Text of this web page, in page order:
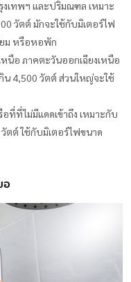
งเทพฯ และปริมณฑล เหมาะ
วัตต์ มักจะใช้กับมิเตอร์ไฟ
ม หรือหอพัก
หนือ ภาคตะวันออกเฉียงเหนือ
น 4,500 วัตต์ ส่วนใหญ่จะใช้
ที่ที่ไม่มีแดดเข้าถึง เหมาะกับ
ตต์ ใช้กับมิเตอร์ไฟขนาด
อ